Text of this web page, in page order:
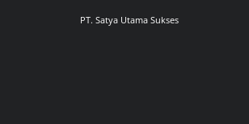
PT. Satya Utama Sukses